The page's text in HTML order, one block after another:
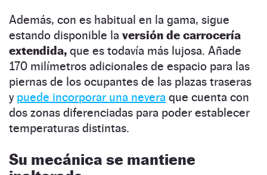
Además, con es habitual en la gama, sigue
estando disponible la versión de carrocería
extendida, que es todavía más lujosa. Añade
170 milímetros adicionales de espacio para las
piernas de los ocupantes de las plazas traseras
y puede incorporar una nevera que cuenta con
dos zonas diferenciadas para poder establecer
temperaturas distintas.
Su mecánica se mantiene